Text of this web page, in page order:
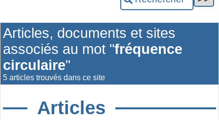
Articles, documents et sites
associés au mot "fréquence
circulaire"
5 articles trouvés dans ce site
Articles